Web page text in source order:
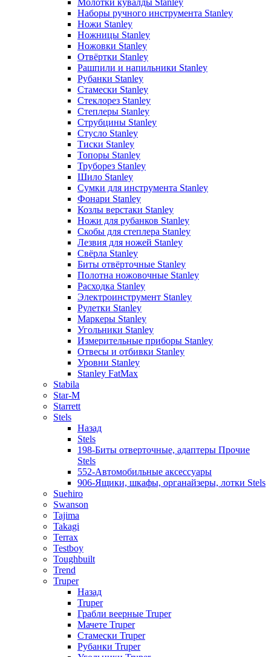
Молотки кувалды Stanley
Наборы ручного инструмента Stanley
Ножи Stanley
Ножницы Stanley
Ножовки Stanley
Отвёртки Stanley
Рашпили и напильники Stanley
Рубанки Stanley
Стамески Stanley
Стеклорез Stanley
Степлеры Stanley
Струбцины Stanley
Стусло Stanley
Тиски Stanley
Топоры Stanley
Труборез Stanley
Шило Stanley
Сумки для инструмента Stanley
Фонари Stanley
Козлы верстаки Stanley
Ножи для рубанков Stanley
Скобы для степлера Stanley
Лезвия для ножей Stanley
Свёрла Stanley
Биты отвёрточные Stanley
Полотна ножовочные Stanley
Расходка Stanley
Электроинструмент Stanley
Рулетки Stanley
Маркеры Stanley
Угольники Stanley
Измерительные приборы Stanley
Отвесы и отбивки Stanley
Уровни Stanley
Stanley FatMax
Stabila
Star-M
Starrett
Stels
Назад
Stels
198-Биты отверточные, адаптеры Прочие
Stels
552-Автомобильные аксессуары
906-Ящики, шкафы, органайзеры, лотки Stels
Suehiro
Swanson
Tajima
Takagi
Terrax
Testboy
Toughbuilt
Trend
Truper
Назад
Truper
Грабли веерные Truper
Мачете Truper
Стамески Truper
Рубанки Truper